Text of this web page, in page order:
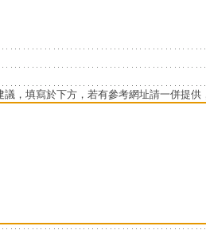
議，填寫於下方，若有參考網址請一併提供